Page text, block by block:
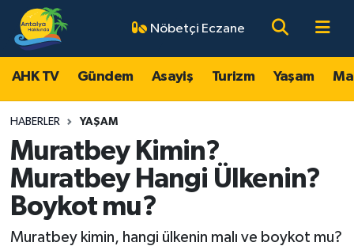
Nöbetçi Eczane
AHK TV Gündem Asayiş Turizm Yaşam
HABERLER YAŞAM
Muratbey Kimin?
Muratbey Hangi Ülkenin?
Boykot mu?
Muratbey kimin, hangi ülkenin malı ve boykot mu?
AHK TV
Gündem
Asayiş
Turizm
Yaşam
Antalya Nöbetçi Eczaneler
Antalya Hava Durumu
Antalya Namaz Vakitleri
Antalya Trafik Yoğunluk Haritası
Süper Lig Puan Durumu ve Fikstür